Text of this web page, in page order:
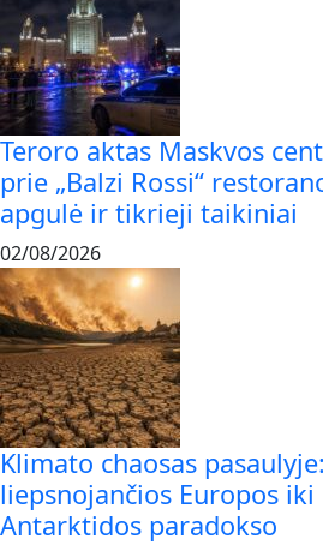
Teroro aktas Maskvos
prie „Balzi Rossi“
apgulė ir tikrieji taikiniai
02/08/2026
Klimato chaosas
liepsnojančios Europos
Antarktidos paradokso